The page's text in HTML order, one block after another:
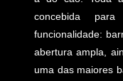
concebida
funcionalidade:
abertura ampla,
uma das maiores